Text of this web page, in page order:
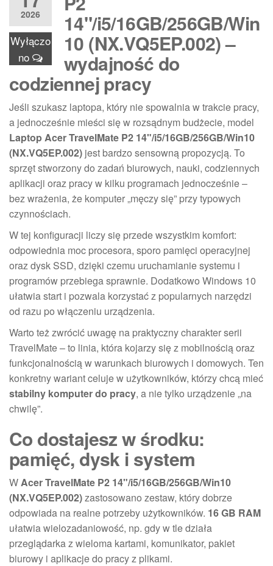
2026
Wyłączo
no
14"/i5/16GB/256GB/Win
10 (NX.VQ5EP.002) –
wydajność do
codziennej pracy
Jeśli szukasz laptopa, który nie spowalnia w trakcie pracy,
a jednocześnie mieści się w rozsądnym budżecie, model
Laptop Acer TravelMate P2 14"/i5/16GB/256GB/Win10
(NX.VQ5EP.002) jest bardzo sensowną propozycją. To
sprzęt stworzony do zadań biurowych, nauki, codziennych
aplikacji oraz pracy w kilku programach jednocześnie –
bez wrażenia, że komputer „męczy się” przy typowych
czynnościach.
W tej konfiguracji liczy się przede wszystkim komfort:
odpowiednia moc procesora, sporo pamięci operacyjnej
oraz dysk SSD, dzięki czemu uruchamianie systemu i
programów przebiega sprawnie. Dodatkowo Windows 10
ułatwia start i pozwala korzystać z popularnych narzędzi
od razu po włączeniu urządzenia.
Warto też zwrócić uwagę na praktyczny charakter serii
TravelMate – to linia, która kojarzy się z mobilnością oraz
funkcjonalnością w warunkach biurowych i domowych. Ten
konkretny wariant celuje w użytkowników, którzy chcą mieć
stabilny komputer do pracy, a nie tylko urządzenie „na
chwilę”.
Co dostajesz w środku:
pamięć, dysk i system
WAcer TravelMate P2 14"/i5/16GB/256GB/Win10
(NX.VQ5EP.002)zastosowano zestaw, który dobrze
odpowiada na realne potrzeby użytkowników. 16 GB RAM
ułatwia wielozadaniowość, np. gdy w tle działa
przeglądarka z wieloma kartami, komunikator, pakiet
biurowy i aplikacje do pracy z plikami.